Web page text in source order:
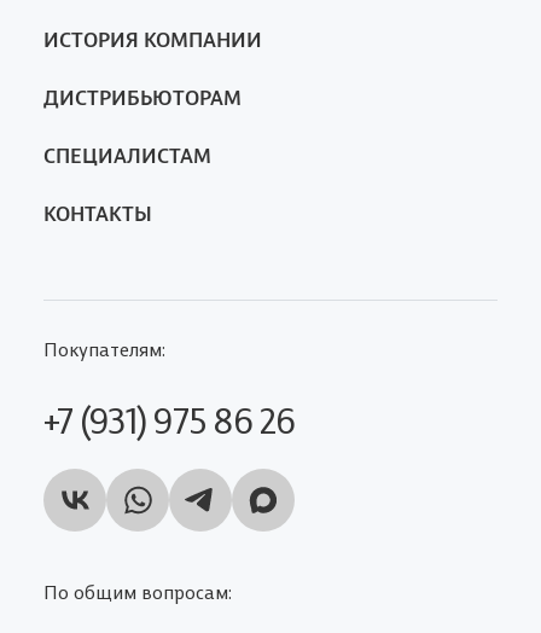
Ферменкол
ИСТОРИЯ КОМПАНИИ
ДИСТРИБЬЮТОРАМ
СПЕЦИАЛИСТАМ
КОНТАКТЫ
Покупателям:
+7 (931) 975 86 26
По общим вопросам: